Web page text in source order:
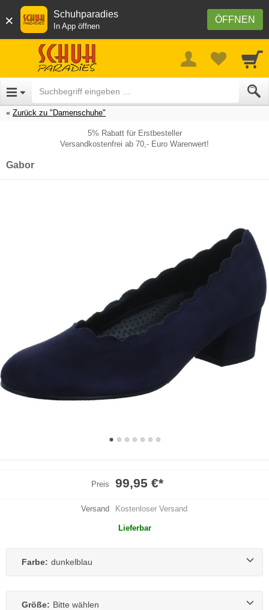
× ÖFFNEN
Schuhparadies
In App öffnen
Zurück zu "Damenschuhe"
5% Rabatt für Erstbesteller
Versandkostenfrei ab 70,- Euro Warenwert!
Gabor
Preis 99,95 €*
Versand Kostenloser Versand
Lieferbar
Farbe: dunkelblau
Größe: Bitte wählen